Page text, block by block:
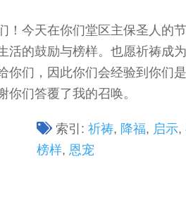
！今天在你们堂区主保圣人的
活的鼓励与榜样。也愿祈祷成
你们，因此你们会经验到你们
你们答覆了我的召唤。
索引:祈祷, 降福, 启示,
榜样, 恩宠